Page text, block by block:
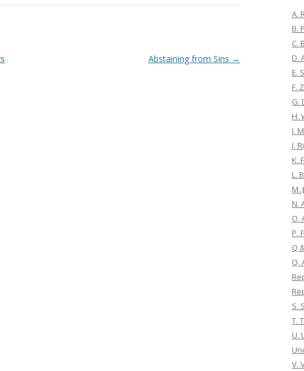
Abstaining from Sins →
A.
B.
C.
D.
E.
F.
G.
H.
I.
J.
K.
L.
N.
O.
P.
Q
Q.
S.
T.
U.
V.